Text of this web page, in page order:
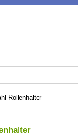
Rollenhalter